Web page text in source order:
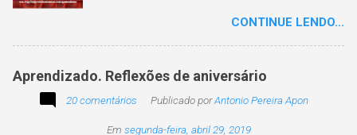
não tarda, não demora,
é, na verdade, de autoria de Antonio Pereira
Apon, publicado pela primeira vez em 1999 no
utilidade de um objeto depende da perspectiva
de quem o usa. Se você encontrar este texto
CONTINUE LENDO...
Aprendizado. Reflexões de aniversário
20 comentários Publicado porAntonio Pereira Apon
Em segunda-feira, abril 29, 2019